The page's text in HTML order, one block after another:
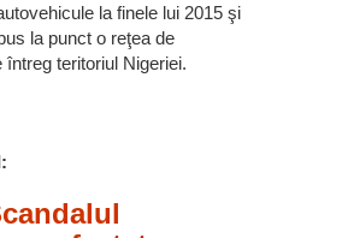
la finele lui 2015 şi
la punct o reţea de
întreg teritoriul Nigeriei.